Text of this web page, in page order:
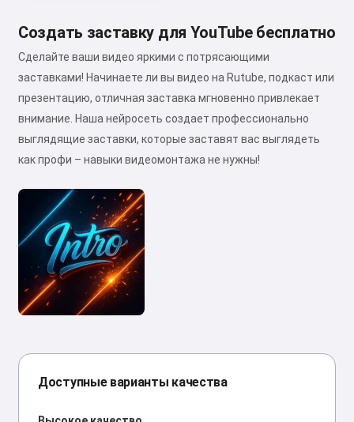
Создать заставку для YouTube бесплатно
Сделайте ваши видео яркими с потрясающими
заставками! Начинаете ли вы видео на Rutube, подкаст или
презентацию, отличная заставка мгновенно привлекает
внимание. Наша нейросеть создает профессионально
выглядящие заставки, которые заставят вас выглядеть
как профи – навыки видеомонтажа не нужны!
Доступные варианты качества